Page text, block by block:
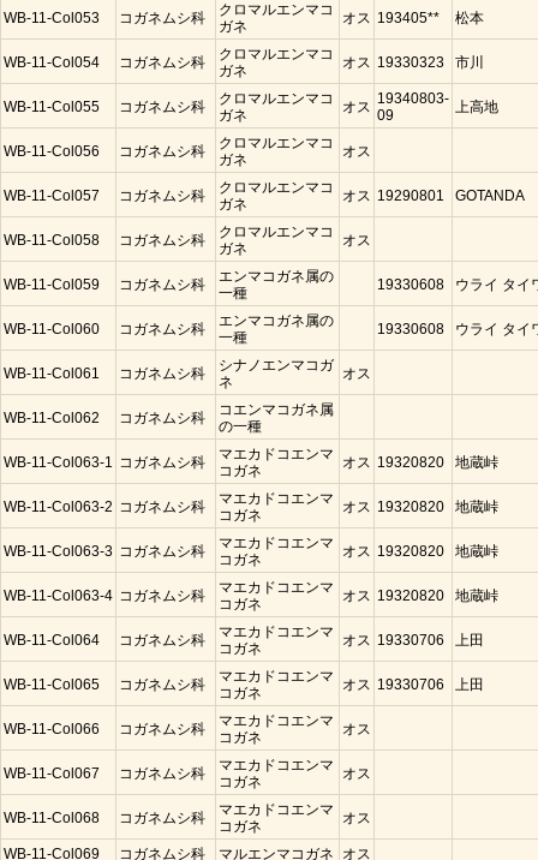
WB-11-Col053 コガネムシ科
クロマルエンマコ
ガネ
オス 193405** 松本
WB-11-Col054 コガネムシ科
クロマルエンマコ
ガネ
オス 19330323 市川
WB-11-Col055 コガネムシ科
クロマルエンマコ
ガネ
オス 19340803-
09
上高地
WB-11-Col056 コガネムシ科
クロマルエンマコ
ガネ
オス
WB-11-Col057 コガネムシ科
クロマルエンマコ
ガネ
オス 19290801 GOTANDA
WB-11-Col058 コガネムシ科
クロマルエンマコ
ガネ
オス
WB-11-Col059 コガネムシ科
エンマコガネ属の
一種
19330608 ウライ タイ
WB-11-Col060 コガネムシ科
エンマコガネ属の
一種
19330608 ウライ タイ
WB-11-Col061 コガネムシ科
シナノエンマコガ
ネ
オス
WB-11-Col062 コガネムシ科
コエンマコガネ属
の一種
WB-11-Col063-1 コガネムシ科
マエカドコエンマ
コガネ
オス 19320820 地蔵峠
WB-11-Col063-2 コガネムシ科
マエカドコエンマ
コガネ
オス 19320820 地蔵峠
WB-11-Col063-3 コガネムシ科
マエカドコエンマ
コガネ
オス 19320820 地蔵峠
WB-11-Col063-4 コガネムシ科
マエカドコエンマ
コガネ
オス 19320820 地蔵峠
WB-11-Col064 コガネムシ科
マエカドコエンマ
コガネ
オス 19330706 上田
WB-11-Col065 コガネムシ科
マエカドコエンマ
コガネ
オス 19330706 上田
WB-11-Col066 コガネムシ科
マエカドコエンマ
コガネ
オス
WB-11-Col067 コガネムシ科
マエカドコエンマ
コガネ
オス
WB-11-Col068 コガネムシ科
マエカドコエンマ
コガネ
オス
WB-11-Col069 コガネムシ科 マルエンマコガネ オス